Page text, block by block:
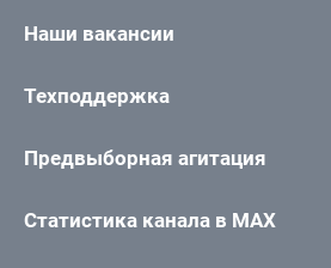
Наши вакансии
Техподдержка
Предвыборная агитация
Статистика канала в MAX